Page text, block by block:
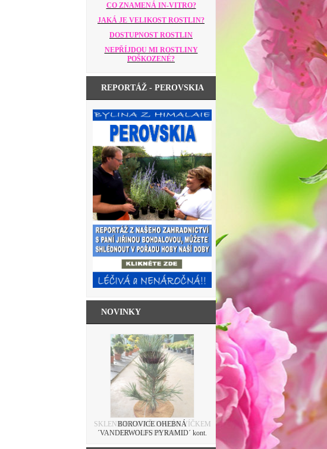
CO ZNAMENÁ IN-VITRO?
JAKÁ JE VELIKOST ROSTLIN?
DOSTUPNOST ROSTLIN
NEPŘÍJDOU MI ROSTLINY
POŠKOZENÉ?
REPORTÁŽ - PEROVSKIA
NOVINKY
SKLENICE ZAVAŘOVACÍ S VÍČKEM
LEVANDULE 500ML